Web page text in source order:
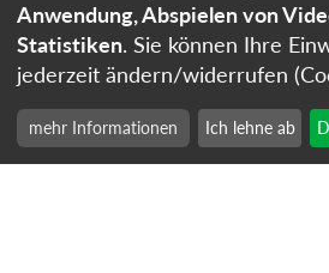
Impressum
Datenschutzerklärung
Cookie-Einstellungen
Anwendung, Abspielen von
Statistiken. Sie können Ihre
jederzeit ändern/widerrufen
mehr Informationen Ich lehne ab